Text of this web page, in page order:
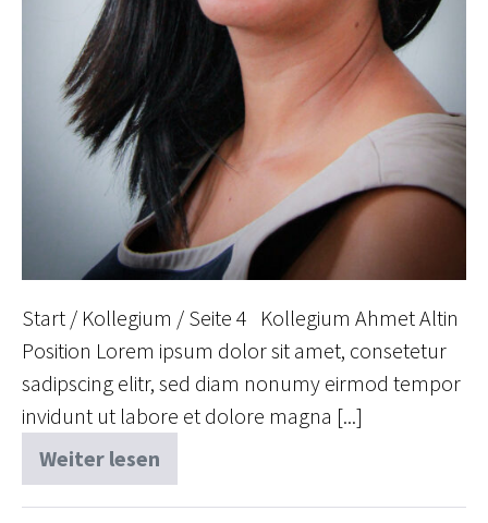
Start / Kollegium / Seite 4 Kollegium Ahmet Altin
Position Lorem ipsum dolor sit amet, consetetur
sadipscing elitr, sed diam nonumy eirmod tempor
invidunt ut labore et dolore magna [...]
Weiter lesen
Sonja
Methnani